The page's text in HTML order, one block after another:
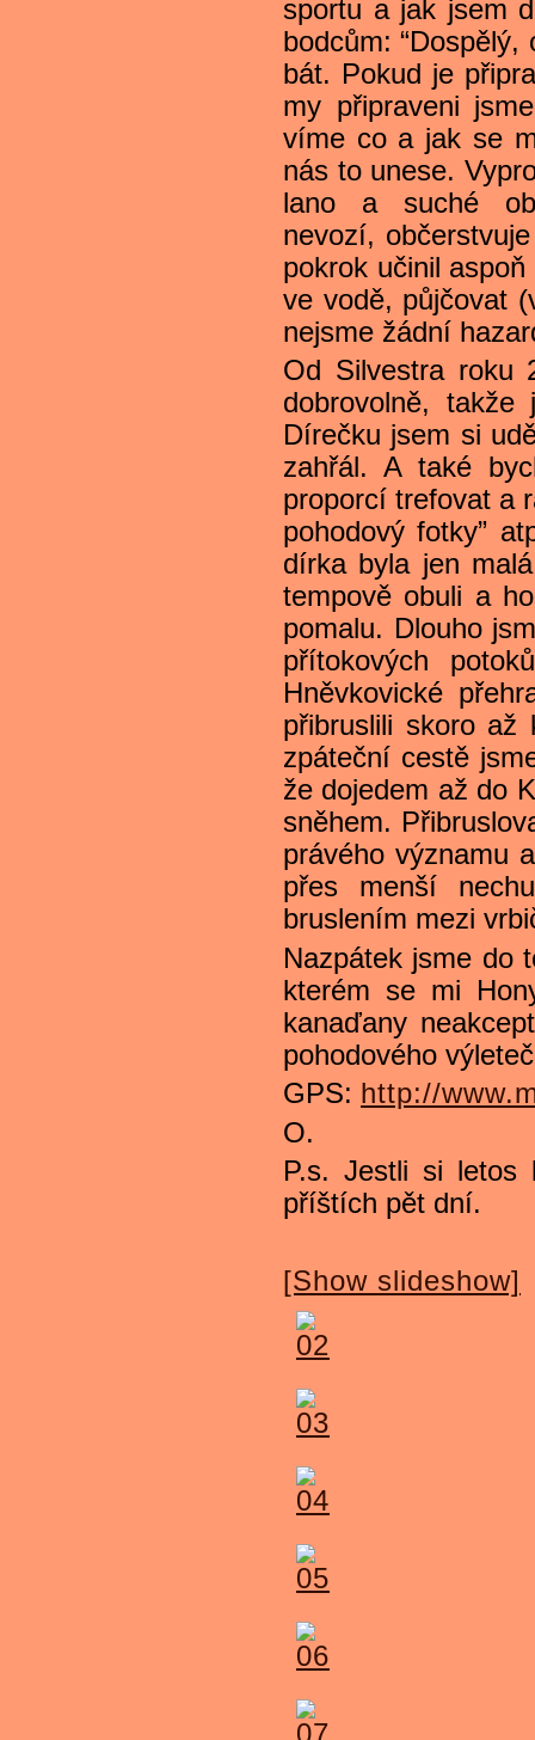
sportu a jak jsem
bodcům:
bát. Pokud je
my připraveni
víme co a jak se
nás to unese.
lano a suché
nevozí,
pokrok učinil
ve vodě, půjčovat
nejsme žádní
Od Silvestra roku
dobrovolně,
Dírečku jsem si
zahřál. A také
proporcí trefovat a
pohodový fotky”
dírka byla jen
tempově obuli a
pomalu. Dlouho
přítokových
Hněvkovické
přibruslili skoro až
zpáteční cestě
že dojedem až do
sněhem.
právého významu
přes menší
bruslením mezi
Nazpátek jsme do
kterém se mi
kanaďany
pohodového
GPS: http://
O.
P.s. Jestli si letos
příštích pět dní.
[Show slideshow]